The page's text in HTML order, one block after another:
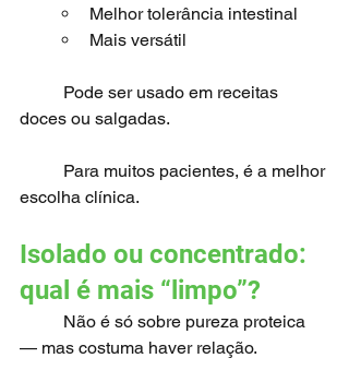
Melhor tolerância intestinal
Mais versátil
doces ou salgadas.
escolha clínica.
Isolado ou concentrado:
qual é mais “limpo”?
— mas costuma haver relação.